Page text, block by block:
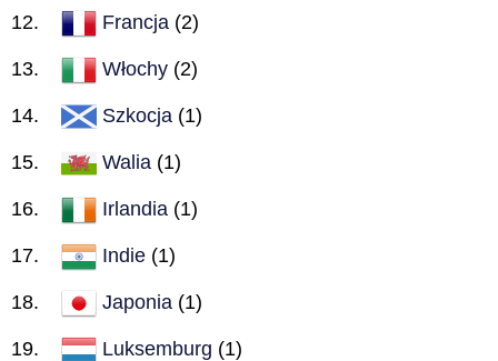
Francja (2)
Włochy (2)
Szkocja (1)
Walia (1)
Irlandia (1)
Indie (1)
Japonia (1)
Luksemburg (1)